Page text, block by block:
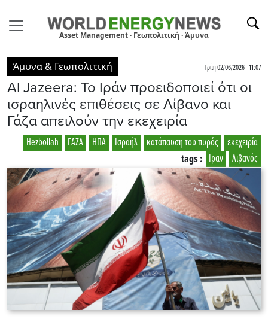
Asset Management · Γεωπολιτική · Άμυνα
Άμυνα & Γεωπολιτική Τρίτη 02/06/2026 - 11:07
Al Jazeera: Το Ιράν προειδοποιεί ότι οι
ισραηλινές επιθέσεις σε Λίβανο και
Γάζα απειλούν την εκεχειρία
εκεχειρία
κατάπαυση του πυρός
Ισραήλ
ΗΠΑ
ΓΑΖΑ
Hezbollah
Λιβανός
Ιραν
tags :